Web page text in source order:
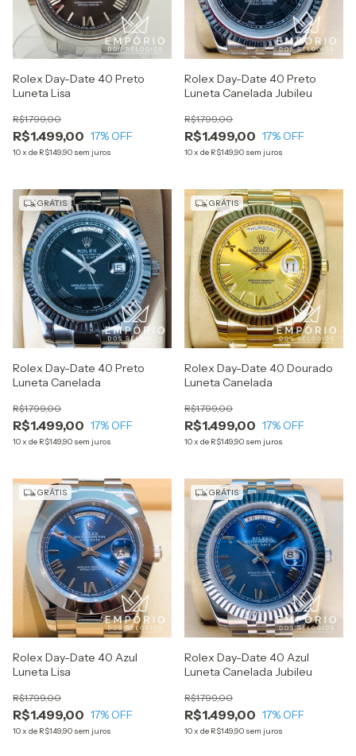
Rolex Day-Date 40 Preto
Luneta Lisa
R$1.499,00
R$1.799,00
17% OFF
10x de R$149,90 sem juros
Rolex Day-Date 40 Preto
Luneta Canelada Jubileu
R$1.499,00
R$1.799,00
17% OFF
10x de R$149,90 sem juros
GRÁTIS
Rolex Day-Date 40 Preto
Luneta Canelada
R$1.499,00
R$1.799,00
17% OFF
10x de R$149,90 sem juros
GRÁTIS
Rolex Day-Date 40 Dourado
Luneta Canelada
R$1.499,00
R$1.799,00
17% OFF
10x de R$149,90 sem juros
GRÁTIS
Rolex Day-Date 40 Azul
Luneta Lisa
R$1.499,00
R$1.799,00
17% OFF
10x de R$149,90 sem juros
GRÁTIS
Rolex Day-Date 40 Azul
Luneta Canelada Jubileu
R$1.499,00
R$1.799,00
17% OFF
10x de R$149,90 sem juros